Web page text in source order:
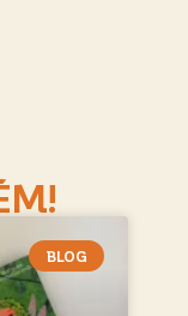
BLOG